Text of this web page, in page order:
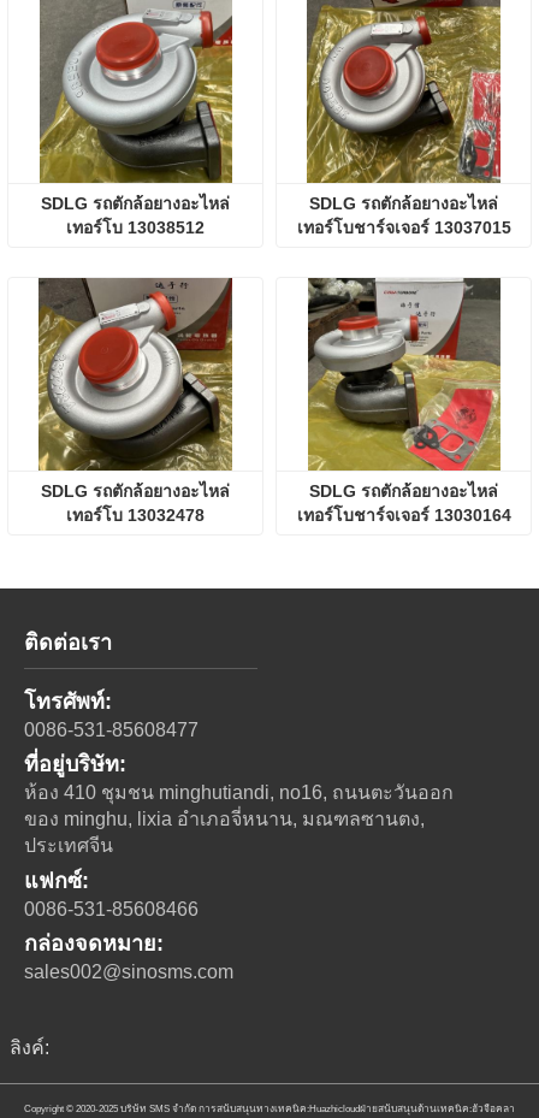
SDLG รถตักล้อยางอะไหล่
เทอร์โบ 13038512
SDLG รถตักล้อยางอะไหล่
เทอร์โบชาร์จเจอร์ 13037015
SDLG รถตักล้อยางอะไหล่
เทอร์โบ 13032478
SDLG รถตักล้อยางอะไหล่
เทอร์โบชาร์จเจอร์ 13030164
ติดต่อเรา
โทรศัพท์:
0086-531-85608477
ที่อยู่บริษัท:
ห้อง 410 ชุมชน minghutiandi, no16, ถนนตะวันออก
ของ minghu, lixia อําเภอจี่หนาน, มณฑลซานตง,
ประเทศจีน
แฟกซ์:
0086-531-85608466
กล่องจดหมาย:
sales002@sinosms.com
ลิงค์:
Copyright © 2020-2025 บริษัท SMS จํากัด การสนับสนุนทางเทคนิค:Huazhicloudฝ่ายสนับสนุนด้านเทคนิค:ฮัวจือคลา